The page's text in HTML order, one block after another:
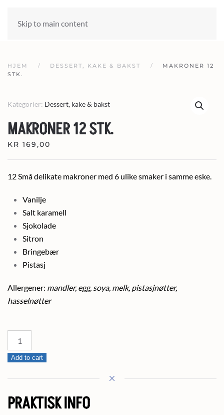
Skip to main content
HJEM DESSERT, KAKE & BAKST
MAKRONER 12
STK.
Kategorier: Dessert, kake & bakst
MAKRONER 12 STK.
KR 169,00
12 Små delikate makroner med 6 ulike smaker i samme eske.
Vanilje
Salt karamell
Sjokolade
Sitron
Bringebær
Pistasj
Allergener: mandler, egg, soya, melk, pistasjnøtter,
hasselnøtter
Makroner
12
stk.
Add to cart
PRAKTISK INFO